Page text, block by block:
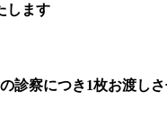
します
診察につき1枚お渡しさ